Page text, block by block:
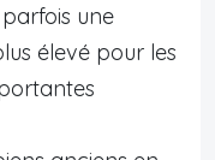
une
élevé pour les